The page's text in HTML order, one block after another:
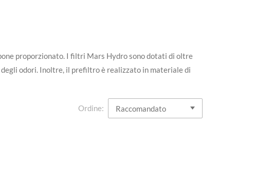
proporzionato. I filtri Mars Hydro sono dotati di oltre
odori. Inoltre, il prefiltro è realizzato in materiale di
Ordine: